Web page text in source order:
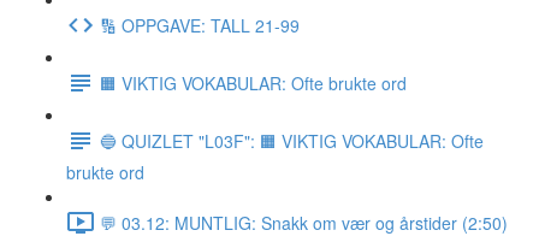
🔢 OPPGAVE: TALL 21-99
🟧 VIKTIG VOKABULAR: Ofte brukte ord
🔵 QUIZLET "L03F": 🟧 VIKTIG VOKABULAR: Ofte
brukte ord
💬 03.12: MUNTLIG: Snakk om vær og årstider (2:50)